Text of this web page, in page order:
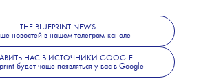
против Николоза
и уступил. В кулуарах его
THE BLUEPRINT NEWS
новостей в нашем телеграм-канале
НАС В ИСТОЧНИКИ GOOGLE
будет чаще появляться у вас в Google